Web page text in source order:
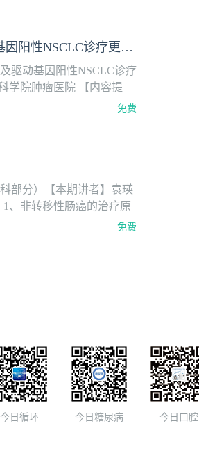
《CSCO非小细胞肺癌诊疗指南》早期及驱动基因阳性NSCLC诊疗更新点解读
驱动基因阳性NSCLC诊疗
学院肿瘤医院 【内容提
期原发性非小细胞肺癌的
免费
部分）【本期讲者】袁瑛
、非转移性肠癌的治疗原
免费
今日循环 今日糖尿病 今日口腔